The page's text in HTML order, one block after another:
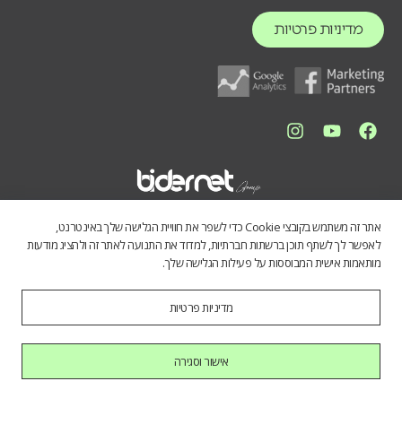
מדיניות פרטיות
התכנים באתר נועדו לספק מידע כללי לציבור הרחב. אין לראות בהם תחליף
במידע הינו על אחריות המשתמש בלבד.
אתר זה משתמש בקובצי Cookie כדי לשפר את חוויית הגלישה שלך באינטרנט,
לאפשר לך לשתף תוכן ברשתות חברתיות, למדוד את התנועה לאתר זה ולהציג מודעות
מותאמות אישית המבוססות על פעילות הגלישה שלך.
מדיניות פרטיות
אישור וסגירה